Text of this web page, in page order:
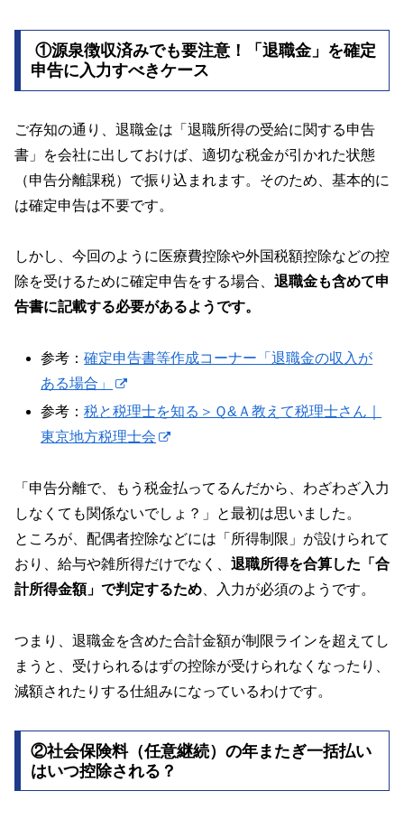
①源泉徴収済みでも要注意！「退職金」を確定
申告に入力すべきケース
ご存知の通り、退職金は「退職所得の受給に関する申告
書」を会社に出しておけば、適切な税金が引かれた状態
（申告分離課税）で振り込まれます。そのため、基本的に
は確定申告は不要です。
しかし、今回のように医療費控除や外国税額控除などの控
除を受けるために確定申告をする場合、 退職金も含めて申
告書に記載する必要があるようです。
参考：確定申告書等作成コーナー「退職金の収入が
ある場合」
参考：税と税理士を知る＞Ｑ&Ａ教えて税理士さん｜
東京地方税理士会
「申告分離で、もう税金払ってるんだから、わざわざ入力
しなくても関係ないでしょ？」と最初は思いました。
ところが、配偶者控除などには「所得制限」が設けられて
おり、給与や雑所得だけでなく、 退職所得を合算した「合
計所得金額」で判定するため 、入力が必須のようです。
つまり、退職金を含めた合計金額が制限ラインを超えてし
まうと、受けられるはずの控除が受けられなくなったり、
減額されたりする仕組みになっているわけです。
②社会保険料（任意継続）の年またぎ一括払い
はいつ控除される？